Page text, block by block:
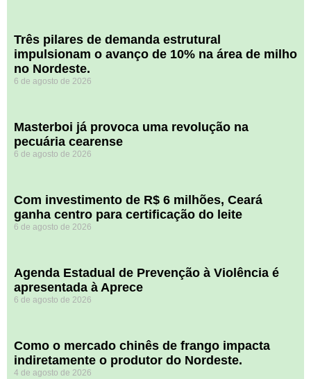
​Três pilares de demanda estrutural
impulsionam o avanço de 10% na área de milho
no Nordeste.
6 de agosto de 2026
Masterboi já provoca uma revolução na
pecuária cearense
6 de agosto de 2026
Com investimento de R$ 6 milhões, Ceará
ganha centro para certificação do leite
6 de agosto de 2026
Agenda Estadual de Prevenção à Violência é
apresentada à Aprece
6 de agosto de 2026
​Como o mercado chinês de frango impacta
indiretamente o produtor do Nordeste.
4 de agosto de 2026